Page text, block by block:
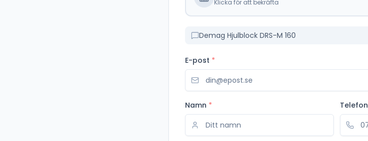
Klicka för att bekräfta
Demag Hjulblock DRS-M 160
E-post *
Namn * Telefon